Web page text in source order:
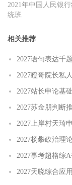
2021年中国人民银
统班
相关推荐
2027语句表达千
2027瞪哥院长私
2027站长申论基
2027苏金朋判断
2027上岸村天琦
2027杨攀政治理
2027事考超格综
2027天晓综合应